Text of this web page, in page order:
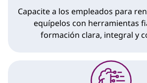
Capacite a los empleados para
equípelos con herramientas
formación clara, integral y